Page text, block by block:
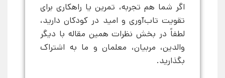
اگر شما هم تجربه، تمرین یا راهکاری برای
تقویت تاب‌آوری و امید در کودکان دارید،
لطفاً در بخش نظرات همین مقاله با دیگر
والدین، مربیان، معلمان و ما به اشتراک
بگذارید.